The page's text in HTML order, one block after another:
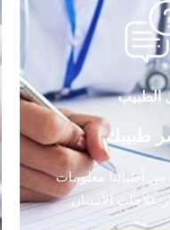
الطبيب
طبيبك
أطبائنا معلومات
علاجات الأسنان